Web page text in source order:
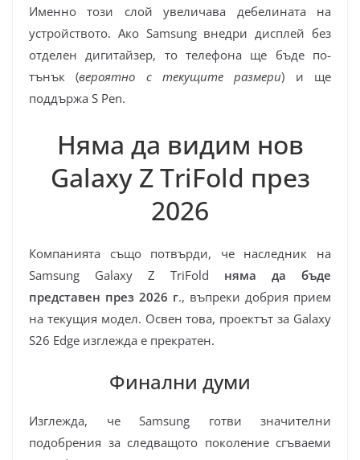
Именно този слой увеличава дебелината на
устройството. Ако Samsung внедри дисплей без
отделен дигитайзер, то телефона ще бъде по-
тънък (вероятно с текущите размери) и ще
поддържа S Pen.
Няма да видим нов
Galaxy Z TriFold през
2026
Компанията също потвърди, че наследник на
Samsung Galaxy Z TriFold няма да бъде
представен през 2026 г., въпреки добрия прием
на текущия модел. Освен това, проектът за Galaxy
S26 Edge изглежда е прекратен.
Финални думи
Изглежда, че Samsung готви значителни
подобрения за следващото поколение сгъваеми